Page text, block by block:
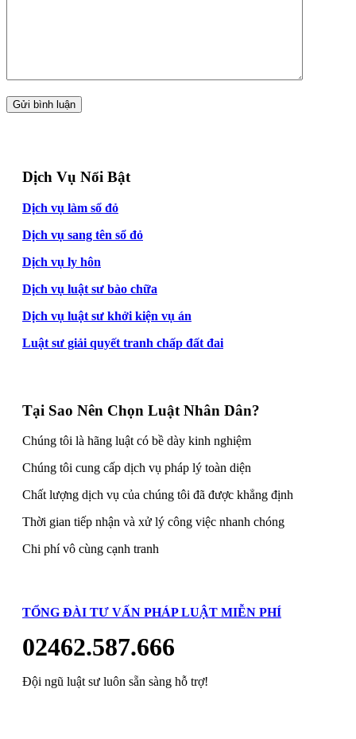
Dịch Vụ Nổi Bật
Dịch vụ làm sổ đỏ
Dịch vụ sang tên sổ đỏ
Dịch vụ ly hôn
Dịch vụ luật sư bào chữa
Dịch vụ luật sư khởi kiện vụ án
Luật sư giải quyết tranh chấp đất đai
Tại Sao Nên Chọn Luật Nhân Dân?
Chúng tôi là hãng luật có bề dày kinh nghiệm
Chúng tôi cung cấp dịch vụ pháp lý toàn diện
Chất lượng dịch vụ của chúng tôi đã được khẳng định
Thời gian tiếp nhận và xử lý công việc nhanh chóng
Chi phí vô cùng cạnh tranh
TỔNG ĐÀI TƯ VẤN PHÁP LUẬT MIỄN PHÍ
02462.587.666
Đội ngũ luật sư luôn sẵn sàng hỗ trợ!